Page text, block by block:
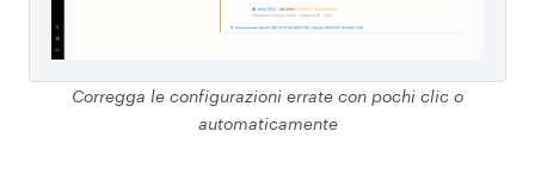
Corregga le configurazioni errate con pochi clic o
automaticamente